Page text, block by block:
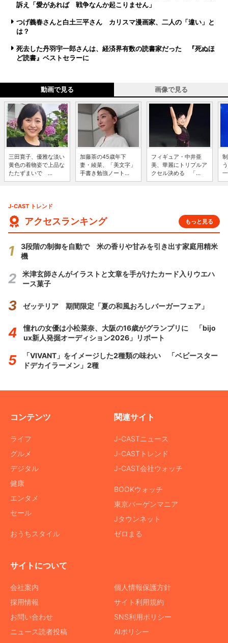
訴え「愛があれば 戦争なんか起こりません」
つげ義春さんと白土三平さん カリスマ漫画家、二人の「違い」と
は？
死去した丹羽宇一郎さんは、経済界有数の読書家だった 『死ぬほ
ど読書』ベストセラーに
動画で見る 画像で見る
三田寛子、優雅な淡い
黄色の着物姿で上品な
たたずまいで ...
加藤茶の45歳年下
妻・綾菜、「美文字」
手書き勉強ノート...
フィギュア・中井亜
美、華麗にトリプルア
クセル決める 「...
J-CAST トレンド
アクセスランキング もっと見る
3段階の制御を自動で 米の香りや甘みを引き出す家庭用精米
機
米津玄師さんがイラストと文章を手がけたカード入りウエハ
ース菓子
ゼッテリア 期間限定「夏の和風おろしバーガーフェア」
憧れの女優は小松菜奈、大阪の16歳がグランプリに 「bijo
ux新人発掘オーディション2026」リポート
「VIVANT」をイメージした2種類の味わい 「ベビースター
ドデカイラーメン」2種
コンテンツ
ライフ
グルメ
デジタル
健康
エンタメ
セール
おうちスタイル
関連サイト
J-CASTニュース
J-CASTトレンド
J-CAST会社ウォッチ
BOOKウォッチ
東京バーゲンマニア
Jタウンネット
ゼロまる
サイトについて
会社案内
採用情報
お問い合わせ
ニュース読者投稿
個人情報保護方針
サイト利用規約
SNS利用ポリシー
AIポリシー